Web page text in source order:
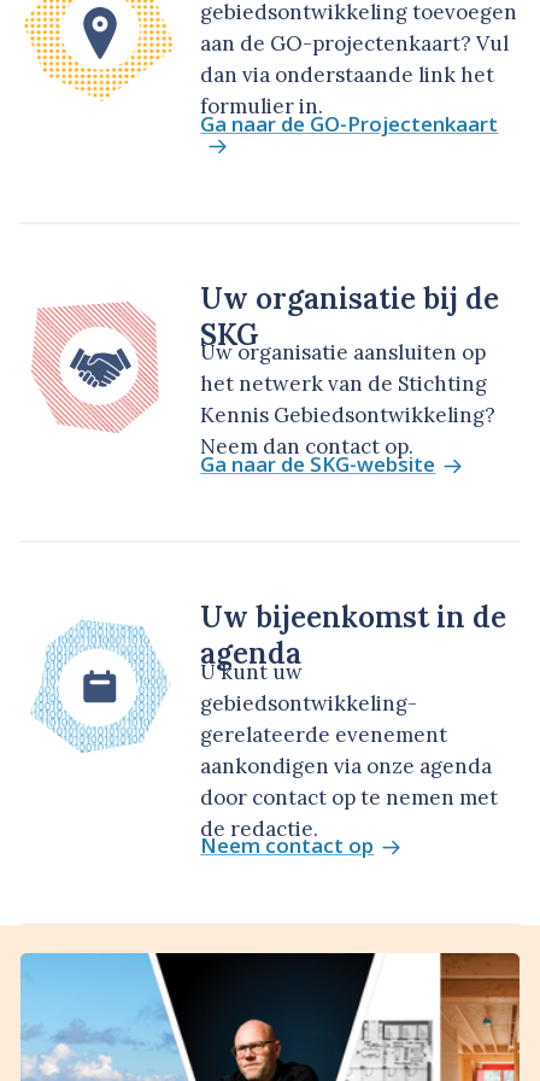
gebiedsontwikkeling toevoegen
aan de GO-projectenkaart? Vul
dan via onderstaande link het
formulier in.
Ga naar de GO-Projectenkaart
Uw organisatie bij de
SKG
Uw organisatie aansluiten op
het netwerk van de Stichting
Kennis Gebiedsontwikkeling?
Neem dan contact op.
Ga naar de SKG-website
Uw bijeenkomst in de
agenda
U kunt uw
gebiedsontwikkeling-
gerelateerde evenement
aankondigen via onze agenda
door contact op te nemen met
de redactie.
Neem contact op